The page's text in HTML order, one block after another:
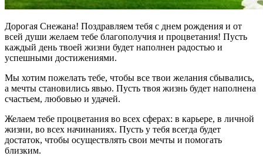
Дорогая Снежана! Поздравляем тебя с днем рождения и от
всей души желаем тебе благополучия и процветания! Пусть
каждый день твоей жизни будет наполнен радостью и
успешными достижениями.
Мы хотим пожелать тебе, чтобы все твои желания сбывались,
а мечты становились явью. Пусть твоя жизнь будет наполнена
счастьем, любовью и удачей.
Желаем тебе процветания во всех сферах: в карьере, в личной
жизни, во всех начинаниях. Пусть у тебя всегда будет
достаток, чтобы осуществлять свои мечты и помогать
близким.